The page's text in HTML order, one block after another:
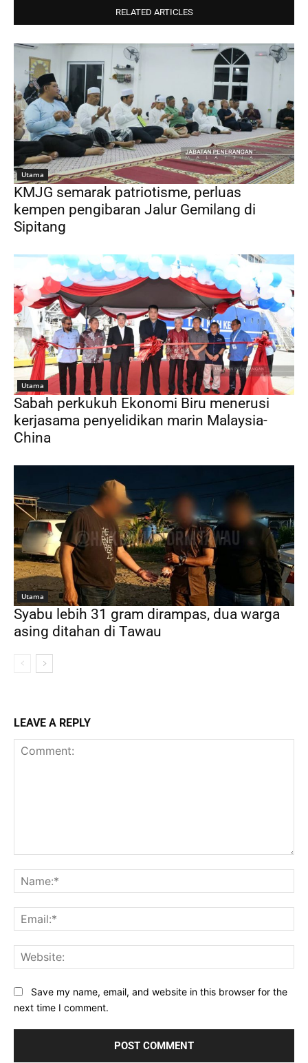
RELATED ARTICLES
Utama
KMJG semarak patriotisme, perluas
kempen pengibaran Jalur Gemilang di
Sipitang
Utama
Sabah perkukuh Ekonomi Biru menerusi
kerjasama penyelidikan marin Malaysia-
China
Utama
Syabu lebih 31 gram dirampas, dua warga
asing ditahan di Tawau
LEAVE A REPLY
Save my name, email, and website in this browser for the
next time I comment.